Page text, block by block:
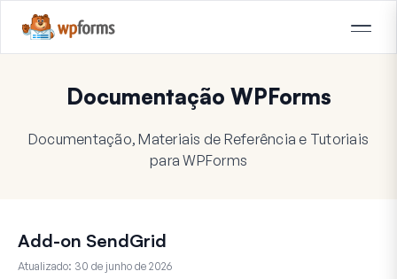
Documentação WPForms
Documentação, Materiais de Referência e Tutoriais
para WPForms
Add-on SendGrid
Atualizado: 30 de junho de 2026